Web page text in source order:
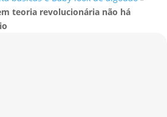
teoria revolucionária não há